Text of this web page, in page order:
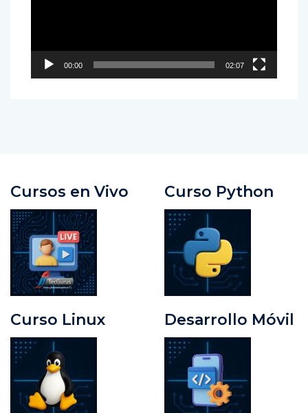
00:00 02:07
Cursos en Vivo Curso Python
Curso Linux Desarrollo Móvil